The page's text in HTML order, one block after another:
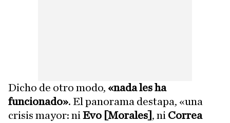
Dicho de otro modo, «nada les ha
funcionado». El panorama destapa, «una
crisis mayor: ni Evo [Morales] , ni Correa